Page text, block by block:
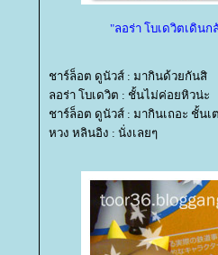
"ลอร่า โบเดวิตเดิน
ชาร์ล็อต ดูนัวส์ : มากินด้วยกันสิ
ลอร่า โบเดวิต : ชั้นไม่ค่อยหิวน่ะ
ชาร์ล็อต ดูนัวส์ : มากินเถอะ ชั้นเ
หวง หลินอิง : นั่งเลยๆ